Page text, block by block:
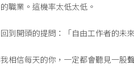
的職業。這機率太低太低。
回到開頭的提問：「自由工作者的未
我相信每天的你，一定都會聽見一股